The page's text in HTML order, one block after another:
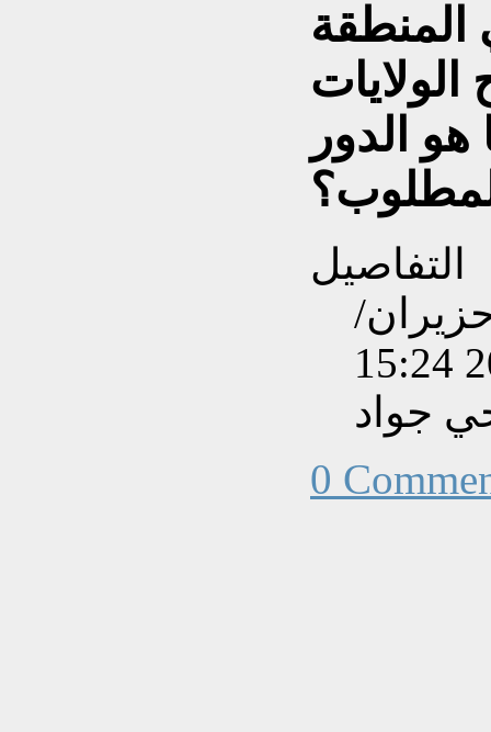
المنطقة
الدور
التفاصيل
بتاريخ الإثنين, 08 حزيران/
جواد
0